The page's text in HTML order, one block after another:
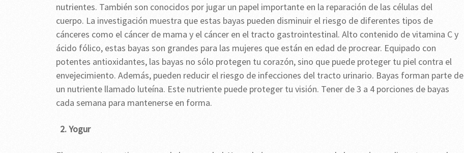
nutrientes. También son conocidos por jugar un papel importante en la reparación de las células del
cuerpo. La investigación muestra que estas bayas pueden disminuir el riesgo de diferentes tipos de
cánceres como el cáncer de mama y el cáncer en el tracto gastrointestinal. Alto contenido de vitamina C y
ácido fólico, estas bayas son grandes para las mujeres que están en edad de procrear. Equipado con
potentes antioxidantes, las bayas no sólo protegen tu corazón, sino que puede proteger tu piel contra el
envejecimiento. Además, pueden reducir el riesgo de infecciones del tracto urinario. Bayas forman parte de
un nutriente llamado luteína. Este nutriente puede proteger tu visión. Tener de 3 a 4 porciones de bayas
cada semana para mantenerse en forma.
2. Yogur